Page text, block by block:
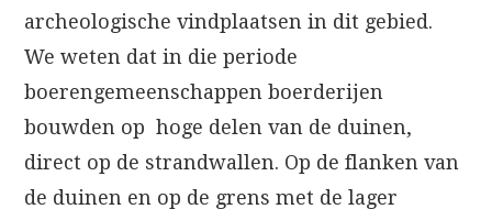
archeologische vindplaatsen in dit gebied.
We weten dat in die periode
boerengemeenschappen boerderijen
bouwden op hoge delen van de duinen,
direct op de strandwallen. Op de flanken van
de duinen en op de grens met de lager